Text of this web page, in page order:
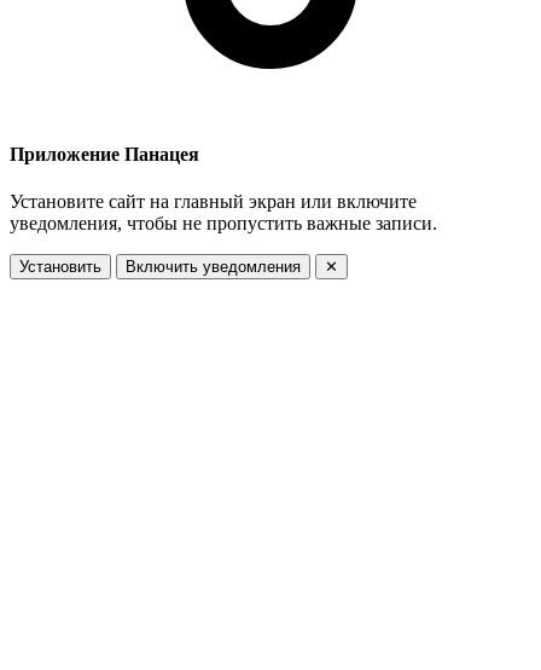
Приложение Панацея
Установите сайт на главный экран или включите
уведомления, чтобы не пропустить важные записи.
Установить Включить уведомления ✕